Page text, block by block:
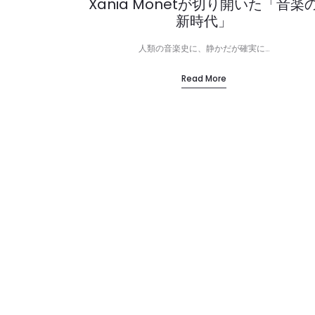
Xania Monetが切り開いた「音楽
新時代」
人類の音楽史に、静かだが確実に…
Read More